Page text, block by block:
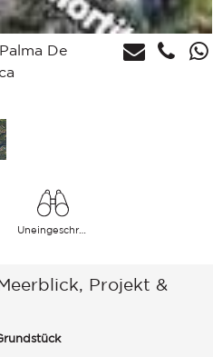
De
Uneingeschränkt Grünanlage Hügel Meer
Projekt &